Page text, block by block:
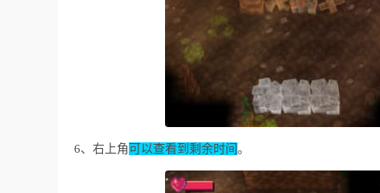
6、右上角 可以查看到剩余时间 。